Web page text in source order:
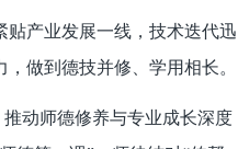
贴产业发展一线，技术迭代迅
做到德技并修、学用相长。
动师德修养与专业成长深度